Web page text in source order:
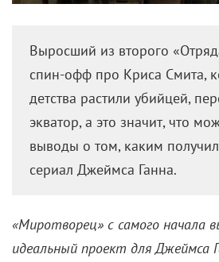
Выросший из второго
спин-офф про Криса Смита,
детства растили убийцей,
экватор, а это значит, что
выводы о том, каким
сериал Джеймса Ганна.
«Миротворец» с самого начала
идеальный проект для Джеймса